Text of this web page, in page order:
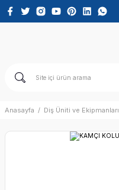
Anasayfa Diş Üniti ve Ekipmanları